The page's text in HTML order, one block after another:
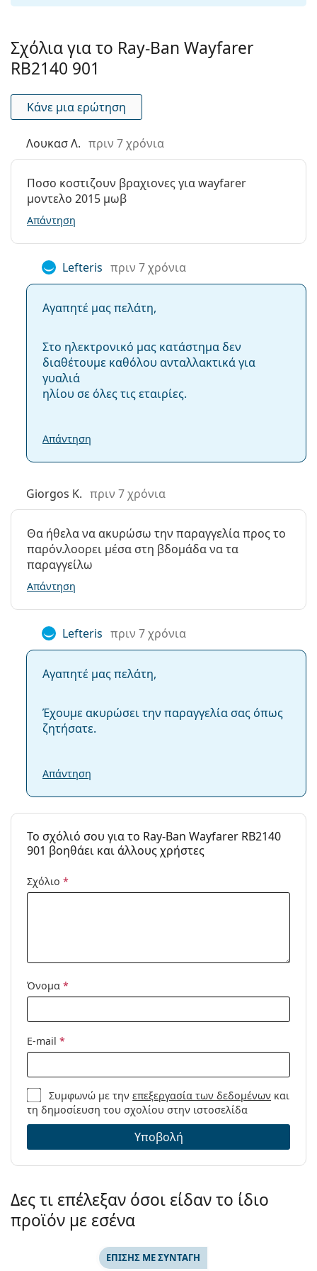
Άλλα
Τύπος:
Κατηγορία:
Γυαλιά Ηλίου Επώνυμες Μάρκες
Χρήση:
Μόδα
Προϊόντος /
Μοντέλο:
RB2140 901 54
συνταγή:
Σχόλια για το Ray-Ban Wayfarer
RB2140 901
Κάνε μια ερώτηση
Λουκασ Λ. πριν 7 χρόνια
Ποσο κοστιζουν βραχιονες για wayfarer
μοντελο 2015 μωβ
Απάντηση
Lefteris πριν 7 χρόνια
Αγαπητέ μας πελάτη,
Στο ηλεκτρονικό μας κατάστημα δεν
διαθέτουμε καθόλου ανταλλακτικά για
γυαλιά
ηλίου σε όλες τις εταιρίες.
Απάντηση
Giorgos K. πριν 7 χρόνια
Θα ήθελα να ακυρώσω την παραγγελία προς το
παρόν.λοορει μέσα στη βδομάδα να τα
παραγγείλω
Απάντηση
Lefteris πριν 7 χρόνια
Αγαπητέ μας πελάτη,
Έχουμε ακυρώσει την παραγγελία σας όπως
ζητήσατε.
Απάντηση
To σχόλιό σου για το Ray-Ban Wayfarer RB2140
901 βοηθάει και άλλους χρήστες
Σχόλιο *
Όνομα *
E-mail *
Συμφωνώ με τηνεπεξεργασία των δεδομένων και
τη δημοσίευση του σχολίου στην ιστοσελίδα
Υποβολή
Δες τι επέλεξαν όσοι είδαν το ίδιο
προϊόν με εσένα
ΕΠΊΣΗΣ ΜΕ ΣΥΝΤΑΓΉ